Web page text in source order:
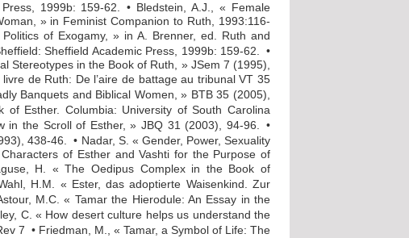
1999b: 159-62. • Bledstein, A.J., « Female
» in Feminist Companion to Ruth, 1993:116-
of Exogamy, » in A. Brenner, ed. Ruth and
Sheffield Academic Press, 1999b: 159-62. •
Stereotypes in the Book of Ruth, » JSem 7 (1995),
de Ruth: De l’aire de battage au tribunal VT 35
Banquets and Biblical Women, » BTB 35 (2005),
Esther. Columbia: University of South Carolina
in the Scroll of Esther, » JBQ 31 (2003), 94-96. •
438-46. • Nadar, S. « Gender, Power, Sexuality
of Esther and Vashti for the Purpose of
H. « The Oedipus Complex in the Book of
H.M. « Ester, das adoptierte Waisenkind. Zur
M.C. « Tamar the Hierodule: An Essay in the
C. « How desert culture helps us understand the
7 • Friedman, M., « Tamar, a Symbol of Life: The